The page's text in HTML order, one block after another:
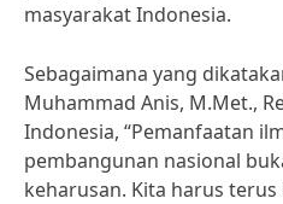
masyarakat Indonesia.
Sebagaimana yang
Muhammad Anis, M.Met.,
Indonesia, “Pemanfaatan
pembangunan nasional
keharusan. Kita harus